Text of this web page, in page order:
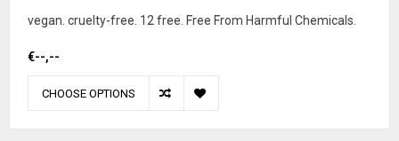
vegan. cruelty-free. 12 free. Free From Harmful Chemicals.
€--,--
CHOOSE OPTIONS